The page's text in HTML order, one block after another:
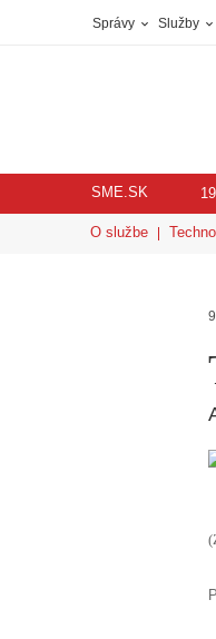
Správy Služby
SME.SK 19
O službe